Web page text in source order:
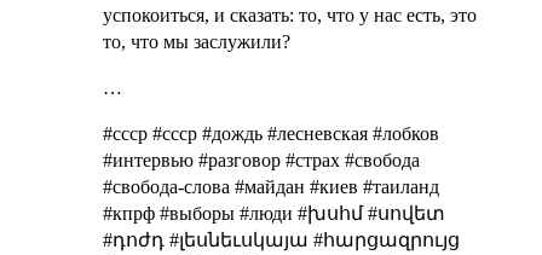
успокоиться, и сказать: то, что у нас есть, это
то, что мы заслужили?
…
#cccp #ссср #дождь #лесневская #лобков
#интервью #разговор #страх #свобода
#свобода-слова #майдан #киев #таиланд
#кпрф #выборы #люди #խսհմ #սովետ
#դոժդ #լեսնեւսկայա #հարցազրույց